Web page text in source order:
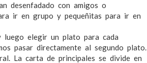
desenfadado con amigos o
ir en grupo y pequeñitas para ir en
elegir un plato para cada
pasar directamente al segundo plato.
La carta de principales se divide en